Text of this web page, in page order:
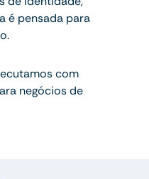
é pensada para
com
negócios de